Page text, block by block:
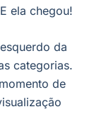
ela chegou!
da
categorias.
de